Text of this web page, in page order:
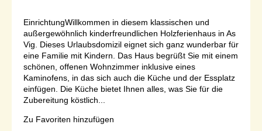
EinrichtungWillkommen in diesem klassischen und
außergewöhnlich kinderfreundlichen Holzferienhaus in As
Vig. Dieses Urlaubsdomizil eignet sich ganz wunderbar für
eine Familie mit Kindern. Das Haus begrüßt Sie mit einem
schönen, offenen Wohnzimmer inklusive eines
Kaminofens, in das sich auch die Küche und der Essplatz
einfügen. Die Küche bietet Ihnen alles, was Sie für die
Zubereitung köstlich...
Zu Favoriten hinzufügen